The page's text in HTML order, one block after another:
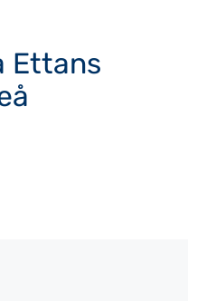
Ettans